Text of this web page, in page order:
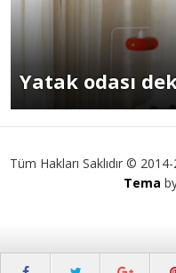
Yatak odası
Tüm Hakları Saklıdır ©
Tema